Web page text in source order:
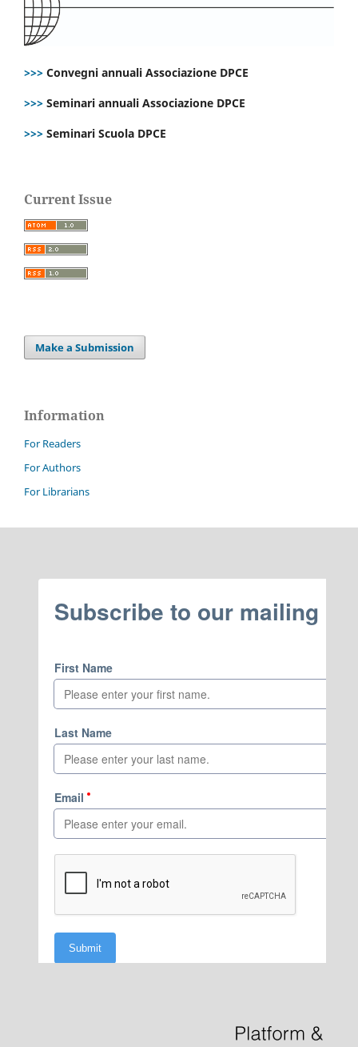
>>> Convegni annuali Associazione DPCE
>>> Seminari annuali Associazione DPCE
>>> Seminari Scuola DPCE
Current Issue
Make a Submission
Information
For Readers
For Authors
For Librarians